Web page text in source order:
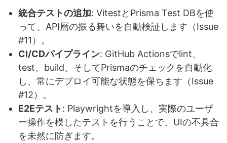
統合テストの追加: VitestとPrisma Test DBを使
って、API層の振る舞いを自動検証します（Issue
#11）。
CI/CDパイプライン: GitHub Actionsでlint、
test、build、そしてPrismaのチェックを自動化
し、常にデプロイ可能な状態を保ちます（Issue
#12）。
E2Eテスト: Playwrightを導入し、実際のユーザ
ー操作を模したテストを行うことで、UIの不具合
を未然に防ぎます。